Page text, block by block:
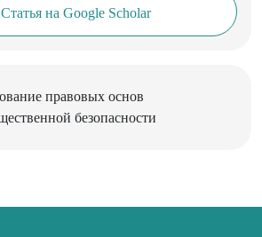
Статья на Google Scholar